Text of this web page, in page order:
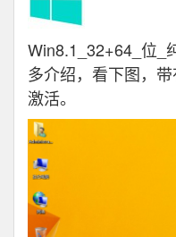
Win8.1_32+64_位_
多介绍，看下图，
激活。